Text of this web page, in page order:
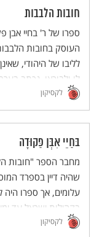
חובות הלבבות
העוסק בחובות
לליבו של היהודי,
לו ולבוראו. נכתב
לאחד מספרי ההגות
ולדורות.
לקסיקון
בּחַיֵי אִבְּן פַּקוּדָה
שהיה דיין בספרד
עלומים, אך ספרו היה
בקהילות ישראל עד
לקסיקון